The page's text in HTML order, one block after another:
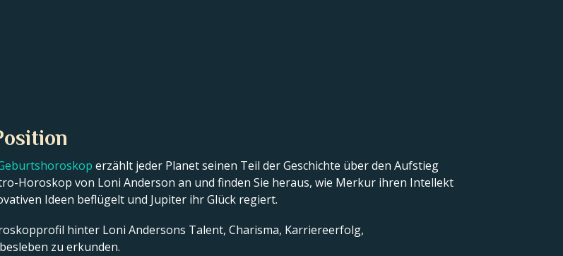
erzählt jeder Planet seinen Teil der Geschichte über den Aufstieg
Horoskop von Loni Anderson an und finden Sie heraus, wie Merkur ihren Intellekt
Ideen beflügelt und Jupiter ihr Glück regiert.
hinter Loni Andersons Talent, Charisma, Karriereerfolg,
zu erkunden.